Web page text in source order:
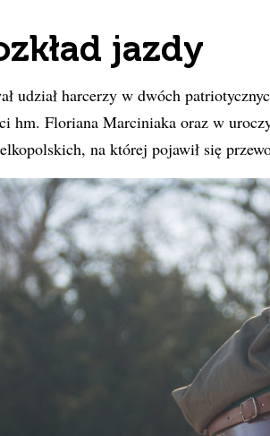
jazdy
udział harcerzy w dwóch
hm. Floriana Marciniaka oraz w
na której pojawił się